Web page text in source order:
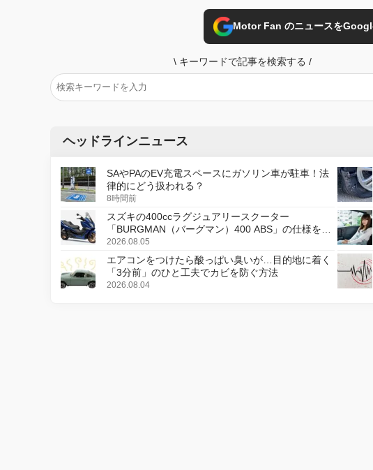
Motor Fan のニュースを
\ キーワードで記事を検索する /
ヘッドラインニュース
SAやPAのEV充電スペースにガソリン車が駐車！法
律的にどう扱われる？
8時間前
スズキの400ccラグジュアリースクーター
「BURGMAN（バーグマン）400 ABS」の仕様を変
更し、8月18日に発売
2026.08.05
エアコンをつけたら酸っぱい臭いが…目的地に着く
「3分前」のひと工夫でカビを防ぐ方法
2026.08.04